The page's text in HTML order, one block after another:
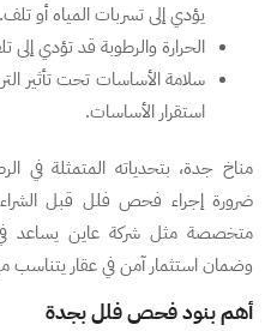
يؤدي إلى تسربات المياه أو تلف.
الحرارة والرطوبة قد تؤدي إلى
سلامة الأساسات تحت تأثير
استقرار الأساسات.
مناخ جدة، بتحدياته المتمثلة في
ضرورة إجراء فحص فلل قبل
متخصصة مثل شركة عاين يساعد
وضمان استثمار آمن في عقار يتناسب
أهم بنود فحص فلل بجدة